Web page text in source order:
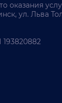
оказания
ул. Льва